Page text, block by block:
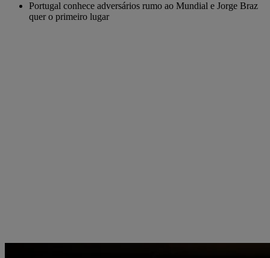
Portugal conhece adversários rumo ao Mundial e Jorge Braz
quer o primeiro lugar